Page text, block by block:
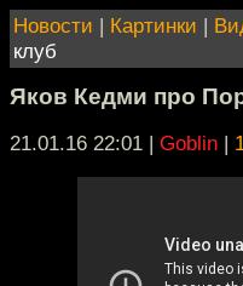
Новости | Картинки |
клуб
Яков Кедми про
21.01.16 22:01 | Goblin |